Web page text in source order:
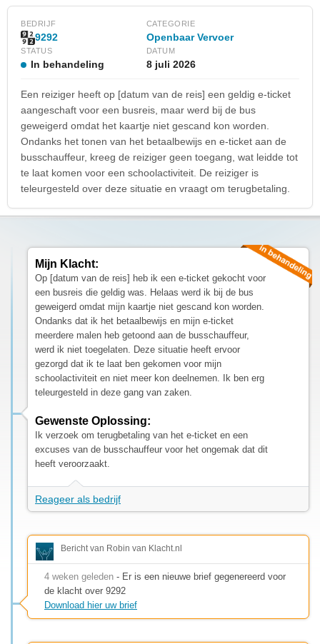
BEDRIJF
9292
CATEGORIE
Openbaar Vervoer
STATUS
In behandeling
DATUM
8 juli 2026
Een reiziger heeft op [datum van de reis] een geldig e-ticket
aangeschaft voor een busreis, maar werd bij de bus
geweigerd omdat het kaartje niet gescand kon worden.
Ondanks het tonen van het betaalbewijs en e-ticket aan de
busschauffeur, kreeg de reiziger geen toegang, wat leidde tot
te laat komen voor een schoolactiviteit. De reiziger is
teleurgesteld over deze situatie en vraagt om terugbetaling.
Mijn Klacht:
Op [datum van de reis] heb ik een e-ticket gekocht voor
een busreis die geldig was. Helaas werd ik bij de bus
geweigerd omdat mijn kaartje niet gescand kon worden.
Ondanks dat ik het betaalbewijs en mijn e-ticket
meerdere malen heb getoond aan de busschauffeur,
werd ik niet toegelaten. Deze situatie heeft ervoor
gezorgd dat ik te laat ben gekomen voor mijn
schoolactiviteit en niet meer kon deelnemen. Ik ben erg
teleurgesteld in deze gang van zaken.
Gewenste Oplossing:
Ik verzoek om terugbetaling van het e-ticket en een
excuses van de busschauffeur voor het ongemak dat dit
heeft veroorzaakt.
Reageer als bedrijf
Bericht van Robin van Klacht.nl
4 weken geleden - Er is een nieuwe brief gegenereerd voor
de klacht over 9292
Download hier uw brief